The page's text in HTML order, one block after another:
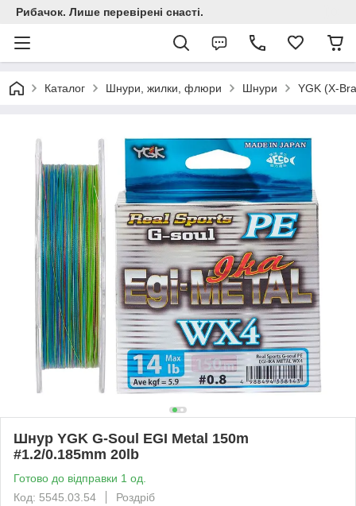
Рибачок. Лише перевірені снасті.
Каталог Шнури, жилки, флюри Шнури YGK (X-
Шнур YGK G-Soul EGI Metal 150m
#1.2/0.185mm 20lb
Готово до відправки 1 од.
Код: 5545.03.54
Роздріб